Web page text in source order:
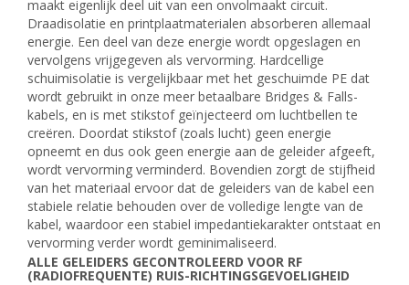
maakt eigenlijk deel uit van een onvolmaakt circuit.
Draadisolatie en printplaatmaterialen absorberen allemaal
energie. Een deel van deze energie wordt opgeslagen en
vervolgens vrijgegeven als vervorming. Hardcellige
schuimisolatie is vergelijkbaar met het geschuimde PE dat
wordt gebruikt in onze meer betaalbare Bridges & Falls-
kabels, en is met stikstof geïnjecteerd om luchtbellen te
creëren. Doordat stikstof (zoals lucht) geen energie
opneemt en dus ook geen energie aan de geleider afgeeft,
wordt vervorming verminderd. Bovendien zorgt de stijfheid
van het materiaal ervoor dat de geleiders van de kabel een
stabiele relatie behouden over de volledige lengte van de
kabel, waardoor een stabiel impedantiekarakter ontstaat en
vervorming verder wordt geminimaliseerd.
ALLE GELEIDERS GECONTROLEERD VOOR RF
(RADIOFREQUENTE) RUIS-RICHTINGSGEVOELIGHEID